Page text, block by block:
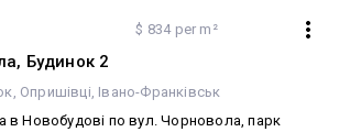
$ 834 per m²
Будинок 2
Опришівці Івано-Франківськ
в Новобудові по вул. Чорновола, парк